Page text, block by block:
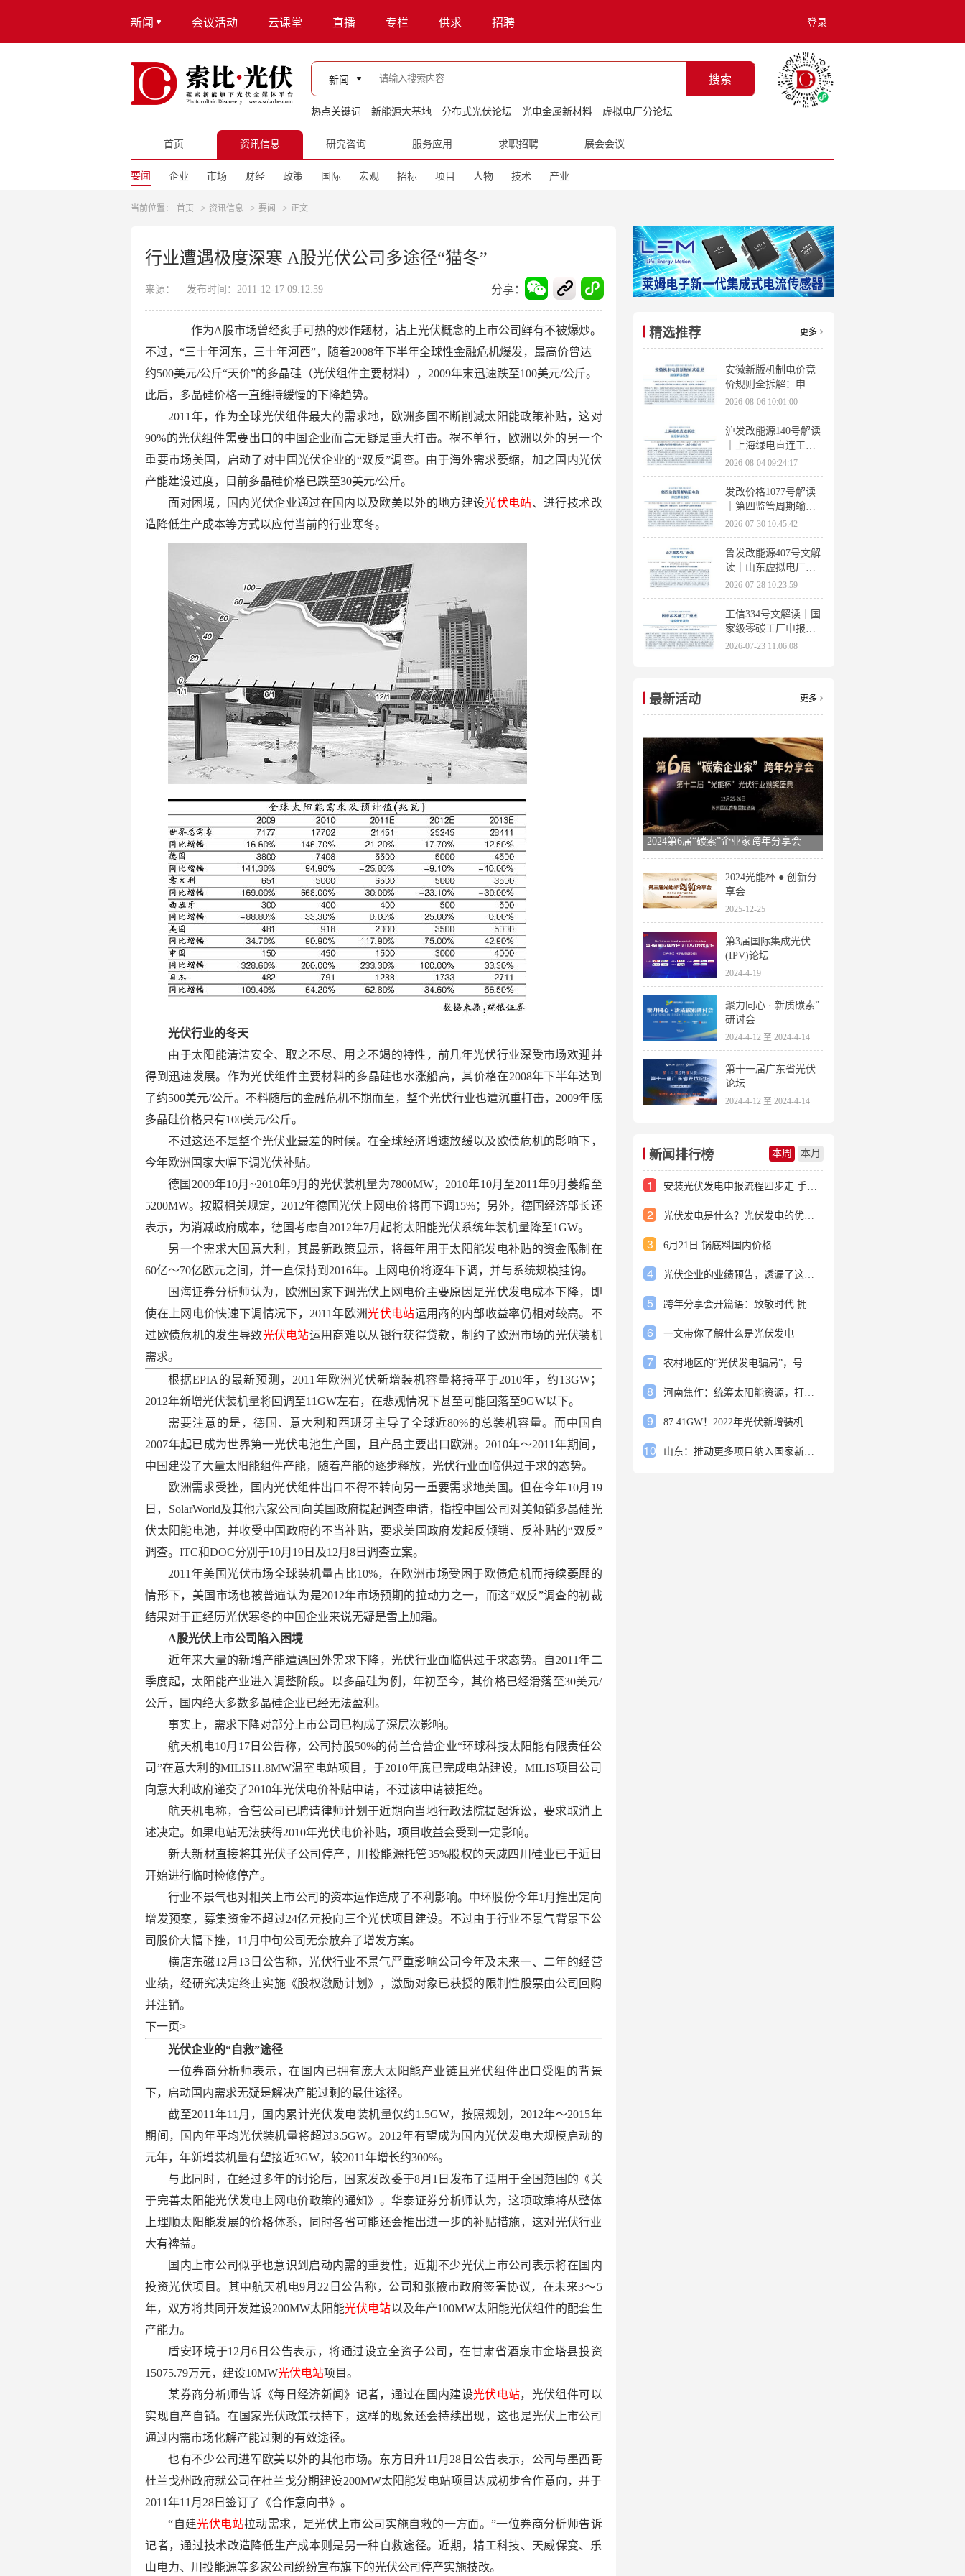
新闻 会议活动 云课堂 直播 专栏 供求 招聘 登录
新闻 搜索
热点关键词 新能源大基地 分布式光伏论坛 光电金属新材料 虚拟电厂分论坛
首页 资讯信息 研究咨询 服务应用 求职招聘 展会会议
要闻 企业 市场 财经 政策 国际 宏观 招标 项目 人物 技术 产业
当前位置： 首页 > 资讯信息 > 要闻 > 正文
行业遭遇极度深寒 A股光伏公司多途径“猫冬”
来源： 发布时间：2011-12-17 09:12:59 分享：
作为A股市场曾经炙手可热的炒作题材，沾上光伏概念的上市公司鲜有不被爆炒。
不过，“三十年河东，三十年河西”，随着2008年下半年全球性金融危机爆发，最高价曾达
约500美元/公斤“天价”的多晶硅（光伏组件主要材料），2009年末迅速跌至100美元/公斤。
此后，多晶硅价格一直维持缓慢的下降趋势。
2011年，作为全球光伏组件最大的需求地，欧洲多国不断削减太阳能政策补贴，这对
90%的光伏组件需要出口的中国企业而言无疑是重大打击。祸不单行，欧洲以外的另一个
重要市场美国，启动了对中国光伏企业的“双反”调查。由于海外需求萎缩，加之国内光伏
产能建设过度，目前多晶硅价格已跌至30美元/公斤。
面对困境，国内光伏企业通过在国内以及欧美以外的地方建设光伏电站、进行技术改
造降低生产成本等方式以应付当前的行业寒冬。
光伏行业的冬天
由于太阳能清洁安全、取之不尽、用之不竭的特性，前几年光伏行业深受市场欢迎并
得到迅速发展。作为光伏组件主要材料的多晶硅也水涨船高，其价格在2008年下半年达到
了约500美元/公斤。不料随后的金融危机不期而至，整个光伏行业也遭沉重打击，2009年底
多晶硅价格只有100美元/公斤。
不过这还不是整个光伏业最差的时候。在全球经济增速放缓以及欧债危机的影响下，
今年欧洲国家大幅下调光伏补贴。
德国2009年10月~2010年9月的光伏装机量为7800MW，2010年10月至2011年9月萎缩至
5200MW。按照相关规定，2012年德国光伏上网电价将再下调15%；另外，德国经济部长还
表示，为消减政府成本，德国考虑自2012年7月起将太阳能光伏系统年装机量降至1GW。
另一个需求大国意大利，其最新政策显示，将每年用于太阳能发电补贴的资金限制在
60亿～70亿欧元之间，并一直保持到2016年。上网电价将逐年下调，并与系统规模挂钩。
国海证券分析师认为，欧洲国家下调光伏上网电价主要原因是光伏发电成本下降，即
使在上网电价快速下调情况下，2011年欧洲光伏电站运用商的内部收益率仍相对较高。不
过欧债危机的发生导致光伏电站运用商难以从银行获得贷款，制约了欧洲市场的光伏装机
需求。
根据EPIA的最新预测，2011年欧洲光伏新增装机容量将持平于2010年，约13GW；
2012年新增光伏装机量将回调至11GW左右，在悲观情况下甚至可能回落至9GW以下。
需要注意的是，德国、意大利和西班牙主导了全球近80%的总装机容量。而中国自
2007年起已成为世界第一光伏电池生产国，且产品主要出口欧洲。2010年～2011年期间，
中国建设了大量太阳能组件产能，随着产能的逐步释放，光伏行业面临供过于求的态势。
欧洲需求受挫，国内光伏组件出口不得不转向另一重要需求地美国。但在今年10月19
日，SolarWorld及其他六家公司向美国政府提起调查申请，指控中国公司对美倾销多晶硅光
伏太阳能电池，并收受中国政府的不当补贴，要求美国政府发起反倾销、反补贴的“双反”
调查。ITC和DOC分别于10月19日及12月8日调查立案。
2011年美国光伏市场全球装机量占比10%，在欧洲市场受困于欧债危机而持续萎靡的
情形下，美国市场也被普遍认为是2012年市场预期的拉动力之一，而这“双反”调查的初裁
结果对于正经历光伏寒冬的中国企业来说无疑是雪上加霜。
A股光伏上市公司陷入困境
近年来大量的新增产能遭遇国外需求下降，光伏行业面临供过于求态势。自2011年二
季度起，太阳能产业进入调整阶段。以多晶硅为例，年初至今，其价格已经滑落至30美元/
公斤，国内绝大多数多晶硅企业已经无法盈利。
事实上，需求下降对部分上市公司已构成了深层次影响。
航天机电10月17日公告称，公司持股50%的荷兰合营企业“环球科技太阳能有限责任公
司”在意大利的MILIS11.8MW温室电站项目，于2010年底已完成电站建设，MILIS项目公司
向意大利政府递交了2010年光伏电价补贴申请，不过该申请被拒绝。
航天机电称，合营公司已聘请律师计划于近期向当地行政法院提起诉讼，要求取消上
述决定。如果电站无法获得2010年光伏电价补贴，项目收益会受到一定影响。
新大新材直接将其光伏子公司停产，川投能源托管35%股权的天威四川硅业已于近日
开始进行临时检修停产。
行业不景气也对相关上市公司的资本运作造成了不利影响。中环股份今年1月推出定向
增发预案，募集资金不超过24亿元投向三个光伏项目建设。不过由于行业不景气背景下公
司股价大幅下挫，11月中旬公司无奈放弃了增发方案。
横店东磁12月13日公告称，光伏行业不景气严重影响公司今年及未来一、二年的经营
业绩，经研究决定终止实施《股权激励计划》，激励对象已获授的限制性股票由公司回购
并注销。
下一页>
光伏企业的“自救”途径
一位券商分析师表示，在国内已拥有庞大太阳能产业链且光伏组件出口受阻的背景
下，启动国内需求无疑是解决产能过剩的最佳途径。
截至2011年11月，国内累计光伏发电装机量仅约1.5GW，按照规划，2012年～2015年
期间，国内年平均光伏装机量将超过3.5GW。2012年有望成为国内光伏发电大规模启动的
元年，年新增装机量有望接近3GW，较2011年增长约300%。
与此同时，在经过多年的讨论后，国家发改委于8月1日发布了适用于全国范围的《关
于完善太阳能光伏发电上网电价政策的通知》。华泰证券分析师认为，这项政策将从整体
上理顺太阳能发展的价格体系，同时各省可能还会推出进一步的补贴措施，这对光伏行业
大有裨益。
国内上市公司似乎也意识到启动内需的重要性，近期不少光伏上市公司表示将在国内
投资光伏项目。其中航天机电9月22日公告称，公司和张掖市政府签署协议，在未来3～5
年，双方将共同开发建设200MW太阳能光伏电站以及年产100MW太阳能光伏组件的配套生
产能力。
盾安环境于12月6日公告表示，将通过设立全资子公司，在甘肃省酒泉市金塔县投资
15075.79万元，建设10MW光伏电站项目。
某券商分析师告诉《每日经济新闻》记者，通过在国内建设光伏电站，光伏组件可以
实现自产自销。在国家光伏政策扶持下，这样的现象还会持续出现，这也是光伏上市公司
通过内需市场化解产能过剩的有效途径。
也有不少公司进军欧美以外的其他市场。东方日升11月28日公告表示，公司与墨西哥
杜兰戈州政府就公司在杜兰戈分期建设200MW太阳能发电站项目达成初步合作意向，并于
2011年11月28日签订了《合作意向书》。
“自建光伏电站拉动需求，是光伏上市公司实施自救的一方面。”一位券商分析师告诉
记者，通过技术改造降低生产成本则是另一种自救途径。近期，精工科技、天威保变、乐
山电力、川投能源等多家公司纷纷宣布旗下的光伏公司停产实施技改。
精选推荐 更多
安徽新版机制电价竞
价规则全拆解：申报
条件、保函罚则、出
清机制、聚合商门槛
2026-08-06 10:01:00
沪发改能源140号解读
｜上海绿电直连工作
方案 申报条件、源荷
指标、场景优先级全
梳理
2026-08-04 09:24:17
发改价格1077号解读
｜第四监管周期输配
电价落地 电量电价下
调容量电价上调
2026-07-30 10:45:42
鲁发改能源407号文解
读｜山东虚拟电厂管
理办法全文 分布式光
伏打包入市规则详解
2026-07-28 10:23:59
工信334号文解读｜国
家级零碳工厂申报条
件、三大硬性指标、
2026-07-23 11:06:08
最新活动 更多
2024第6届“碳索”企业家跨年分享会
2024光能杯 ● 创新分
享会
2025-12-25
第3届国际集成光伏
(IPV)论坛
2024-4-19
聚力同心 · 新质碳索”
研讨会
2024-4-12 至 2024-4-14
第十一届广东省光伏
论坛
2024-4-12 至 2024-4-14
新闻排行榜 本周 本月
1 安装光伏发电申报流程四步走 手把手教你装起光伏电站
2 光伏发电是什么？光伏发电的优缺点有哪些？
3 6月21日 锅底料国内价格
4 光伏企业的业绩预告，透漏了这些信号
5 跨年分享会开篇语：致敬时代 拥抱变革
6 一文带你了解什么是光伏发电
7 农村地区的“光伏发电骗局”，号称能用屋顶赚钱，不少人已经上当
8 河南焦作：统筹太阳能资源，打造百万千瓦级光伏基地
9 87.41GW！2022年光伏新增装机规模发布
10 山东：推动更多项目纳入国家新增风光大基地项目